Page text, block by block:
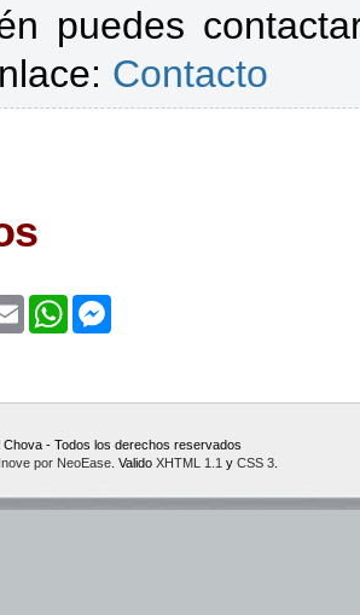
puedes
Contacto
EmailWhatsApp
Chova - Todos los derechos reservados
Inove por NeoEase . Valido XHTML 1.1 y CSS 3